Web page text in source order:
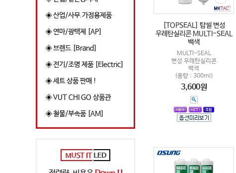
◈ 산업/사무.가정용제품
◈ 연마/광택제 [AP]
◈ 브랜드 [Brand]
◈ 전기/조명 제품 [Electric]
◈ 세트 상품 판매 !
◈ VUT CHI GO 상품관
◈ 철물/부속품 [AM]
[TOPSEAL] 탑씰 변성
우레탄실리콘 MULTI-SEAL
백색
MULTI-SEAL
변성 우레탄실리콘
백색
(용량 : 300ml)
3,600원